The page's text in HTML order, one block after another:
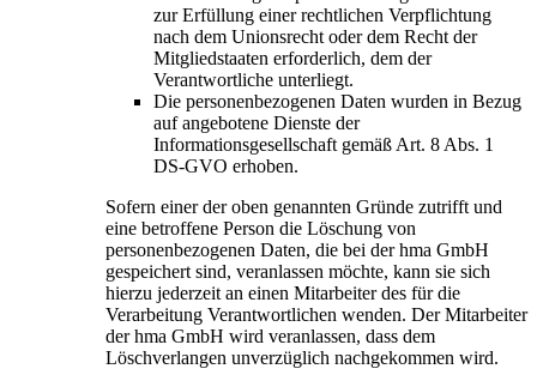
zur Erfüllung einer rechtlichen Verpflichtung
nach dem Unionsrecht oder dem Recht der
Mitgliedstaaten erforderlich, dem der
Verantwortliche unterliegt.
Die personenbezogenen Daten wurden in Bezug
auf angebotene Dienste der
Informationsgesellschaft gemäß Art. 8 Abs. 1
DS-GVO erhoben.
Sofern einer der oben genannten Gründe zutrifft und
eine betroffene Person die Löschung von
personenbezogenen Daten, die bei der hma GmbH
gespeichert sind, veranlassen möchte, kann sie sich
hierzu jederzeit an einen Mitarbeiter des für die
Verarbeitung Verantwortlichen wenden. Der Mitarbeiter
der hma GmbH wird veranlassen, dass dem
Löschverlangen unverzüglich nachgekommen wird.